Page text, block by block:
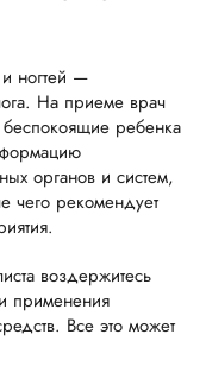
ногтей —
На приеме врач
беспокоящие ребенка
органов и систем,
чего рекомендует
воздержитесь
применения
Все это может